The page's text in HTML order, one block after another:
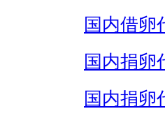
国内借卵
国内捐卵
国内捐卵